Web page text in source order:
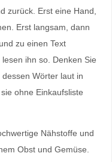
zurück. Erst eine Hand,
Erst langsam, dann
zu einen Text
ihn so. Denken Sie
Wörter laut in
ohne Einkaufsliste
Nähstoffe und
Obst und Gemüse.